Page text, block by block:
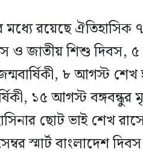
রয়েছে ঐতিহাসিক ৭
ও জাতীয় শিশু দিবস, ৫
৮ আগস্ট শেখ
১৫ আগস্ট বঙ্গবন্ধুর
ছোট ভাই শেখ
স্মার্ট বাংলাদেশ